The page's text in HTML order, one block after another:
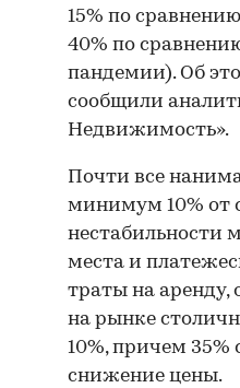
15% по
40% по
пандемии). Об
сообщили
Недвижимость».
Почти все
минимум 10% от
нестабильности
места и
траты на аренду,
на рынке
10%, причем
снижение цены.